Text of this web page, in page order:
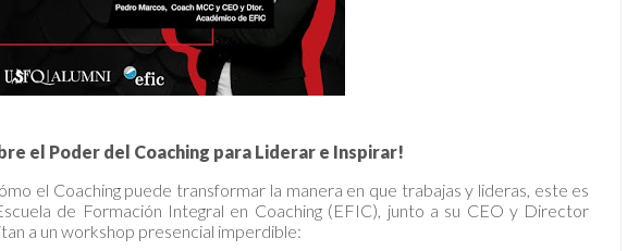
el Poder del Coaching para Liderar e Inspirar!
el Coaching puede transformar la manera en que trabajas y lideras, este es
de Formación Integral en Coaching (EFIC), junto a su CEO y Director
a un workshop presencial imperdible: